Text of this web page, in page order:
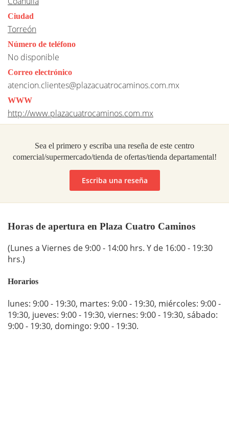
Ciudad
Torreón
Número de teléfono
No disponible
Correo electrónico
atencion.clientes@plazacuatrocaminos.com.mx
WWW
http://www.plazacuatrocaminos.com.mx
Sea el primero y escriba una reseña de este centro
comercial/supermercado/tienda de ofertas/tienda departamental!
Escriba una reseña
Horas de apertura en Plaza Cuatro Caminos
(Lunes a Viernes de 9:00 - 14:00 hrs. Y de 16:00 - 19:30
hrs.)
Horarios
lunes: 9:00 - 19:30, martes: 9:00 - 19:30, miércoles: 9:00 -
19:30, jueves: 9:00 - 19:30, viernes: 9:00 - 19:30, sábado:
9:00 - 19:30, domingo: 9:00 - 19:30.